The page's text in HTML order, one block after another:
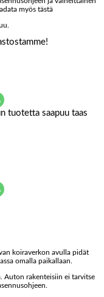
myös tästä
tuotetta saapuu taas
koiraverkon avulla pidät
omalla paikallaan.
Auton rakenteisiin ei tarvitse